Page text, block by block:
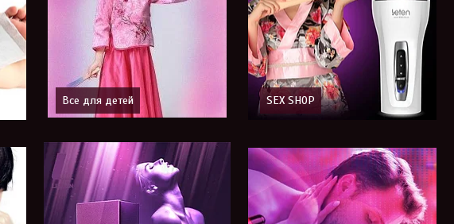
Все для детей SEX SHOP